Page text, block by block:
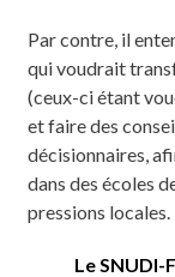
Par contre, il
qui voudrait
(ceux-ci étant
et faire des
décisionnaires,
dans des écoles
pressions locales.
Le SNUDI-